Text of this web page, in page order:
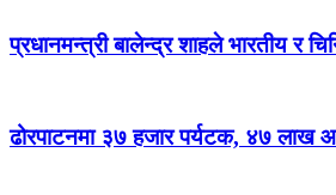
प्रधानमन्त्री बालेन्द्र शाहले भारतीय र
ढोरपाटनमा ३७ हजार पर्यटक, ४७ लाख